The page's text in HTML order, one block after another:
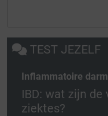
TEST JEZELF
Inflammatoire
IBD: wat zijn
ziektes?